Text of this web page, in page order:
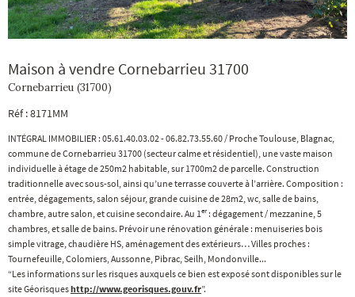
Maison à vendre Cornebarrieu 31700
Cornebarrieu (31700)
Réf : 8171MM
INTÉGRAL IMMOBILIER : 05.61.40.03.02 - 06.82.73.55.60 / Proche Toulouse, Blagnac,
commune de Cornebarrieu 31700 (secteur calme et résidentiel), une vaste maison
individuelle à étage de 250m2 habitable, sur 1700m2 de parcelle. Construction
traditionnelle avec sous-sol, ainsi qu’une terrasse couverte à l’arrière. Composition :
entrée, dégagements, salon séjour, grande cuisine de 28m2, wc, salle de bains,
chambre, autre salon, et cuisine secondaire. Au 1er : dégagement / mezzanine, 5
chambres, et salle de bains. Prévoir une rénovation générale : menuiseries bois
simple vitrage, chaudière HS, aménagement des extérieurs… Villes proches :
Tournefeuille, Colomiers, Aussonne, Pibrac, Seilh, Mondonville...
“Les informations sur les risques auxquels ce bien est exposé sont disponibles sur le
site Géorisqueshttp://www.georisques.gouv.fr”.